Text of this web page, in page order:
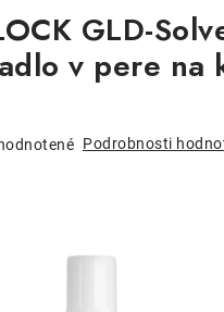
GLD-
v pere na
Podrobnosti